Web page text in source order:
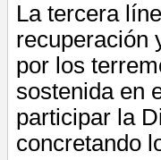
La tercera
recuperación
por los
sostenida en
participar la
concretando